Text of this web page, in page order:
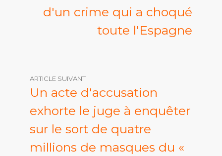
d'un crime qui a choqué
toute l'Espagne
ARTICLE SUIVANT
Un acte d'accusation
exhorte le juge à enquêter
sur le sort de quatre
millions de masques du «